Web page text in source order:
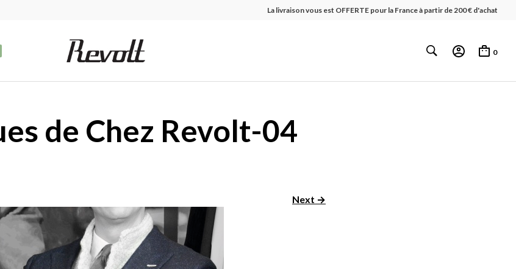
La livraison vous est OFFERTE pour la France à partir de 200 € d'achat
0
de Chez Revolt-04
Next →